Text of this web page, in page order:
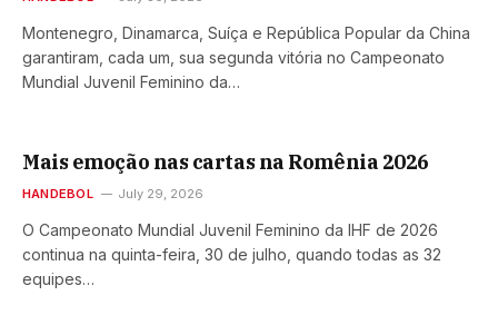
Montenegro, Dinamarca, Suíça e República Popular da China
garantiram, cada um, sua segunda vitória no Campeonato
Mundial Juvenil Feminino da…
Mais emoção nas cartas na Romênia 2026
HANDEBOL July 29, 2026
O Campeonato Mundial Juvenil Feminino da IHF de 2026
continua na quinta-feira, 30 de julho, quando todas as 32
equipes…